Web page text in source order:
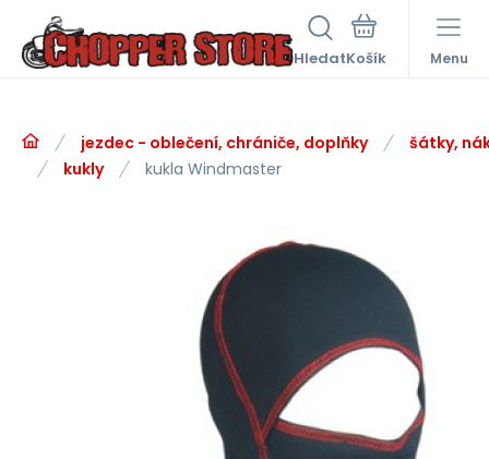
Hledat Menu
jezdec - oblečení, chrániče, doplňky
šátky,
kukly
kukla Windmaster